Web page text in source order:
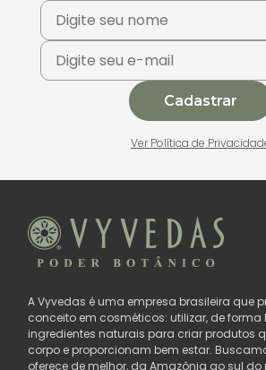
Cadastrar
Ver Política de
A Vyvedas é uma empresa brasileira que
conceito em cosméticos: utilizar, de
ingredientes naturais para criar produtos
corpo e proporcionam bem estar.
oferece de melhor, da Amazônia ao sul do